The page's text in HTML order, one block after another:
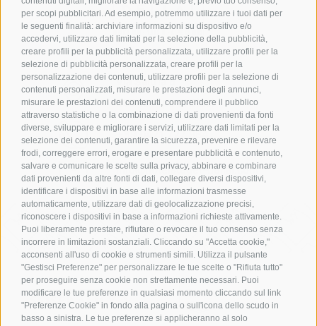
per scopi pubblicitari. Ad esempio, potremmo utilizzare i tuoi dati per
le seguenti finalità: archiviare informazioni su dispositivo e/o
accedervi, utilizzare dati limitati per la selezione della pubblicità,
creare profili per la pubblicità personalizzata, utilizzare profili per la
selezione di pubblicità personalizzata, creare profili per la
personalizzazione dei contenuti, utilizzare profili per la selezione di
contenuti personalizzati, misurare le prestazioni degli annunci,
misurare le prestazioni dei contenuti, comprendere il pubblico
attraverso statistiche o la combinazione di dati provenienti da fonti
diverse, sviluppare e migliorare i servizi, utilizzare dati limitati per la
selezione dei contenuti, garantire la sicurezza, prevenire e rilevare
frodi, correggere errori, erogare e presentare pubblicità e contenuto,
salvare e comunicare le scelte sulla privacy, abbinare e combinare
dati provenienti da altre fonti di dati, collegare diversi dispositivi,
identificare i dispositivi in base alle informazioni trasmesse
automaticamente, utilizzare dati di geolocalizzazione precisi,
riconoscere i dispositivi in base a informazioni richieste attivamente.
Puoi liberamente prestare, rifiutare o revocare il tuo consenso senza
incorrere in limitazioni sostanziali. Cliccando su "Accetta cookie,"
acconsenti all'uso di cookie e strumenti simili. Utilizza il pulsante
"Gestisci Preferenze" per personalizzare le tue scelte o "Rifiuta tutto"
per proseguire senza cookie non strettamente necessari. Puoi
modificare le tue preferenze in qualsiasi momento cliccando sul link
"Preferenze Cookie" in fondo alla pagina o sull'icona dello scudo in
basso a sinistra. Le tue preferenze si applicheranno al solo
Via Saltria 6
39040 Alpe di Siusi
+39 0471 727 964
info@hotelsteger-dellai.com